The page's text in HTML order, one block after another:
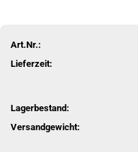
Art.Nr.:
Lieferzeit:
Lagerbestand:
Versandgewicht: